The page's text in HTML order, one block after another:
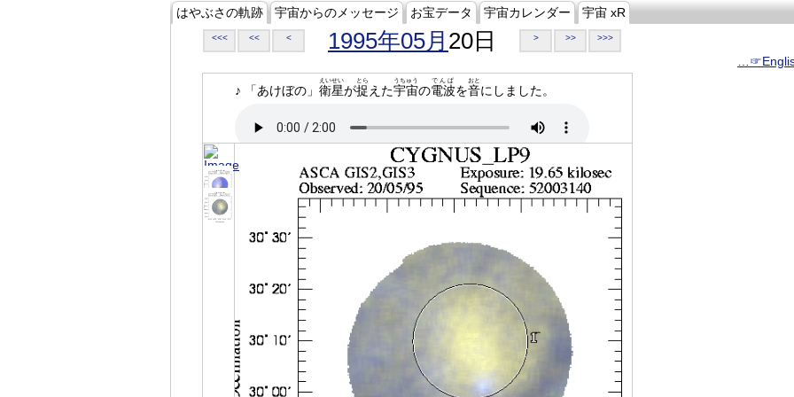
はやぶさの軌跡 宇宙からのメッセージ お宝データ 宇宙カレンダー 宇宙 xR
<<< << < 1995年05月 20日 > >> >>>
♪ 「あけぼの」 衛星
えいせい
が捉
とら
えた宇宙
うちゅう
の電波
でんぱ
を音
おと
にしました。